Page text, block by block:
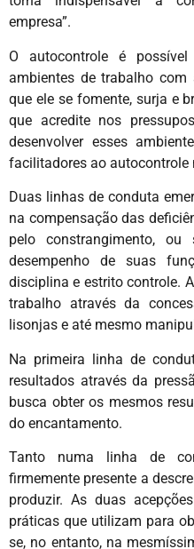
empresa”.
O autocontrole é
ambientes de trabalho com
que ele se fomente, surja e
que acredite nos
desenvolver esses
facilitadores ao autocontrole
Duas linhas de conduta
na compensação das
pelo constrangimento,
desempenho de suas
disciplina e estrito controle.
trabalho através da
lisonjas e até mesmo
Na primeira linha de
resultados através da
busca obter os mesmos
do encantamento.
Tanto numa linha de
firmemente presente a
produzir. As duas
práticas que utilizam para
se, no entanto, na